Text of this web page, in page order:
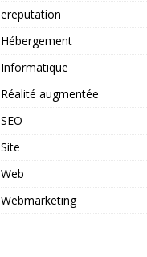
ereputation
Hébergement
Informatique
Réalité augmentée
SEO
Site
Web
Webmarketing